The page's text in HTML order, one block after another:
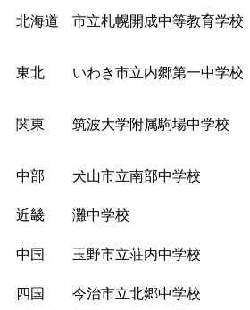
北海道 市立札幌開成中等教育学校
東北 いわき市立内郷第一中学校
関東 筑波大学附属駒場中学校
中部 犬山市立南部中学校
近畿
灘中学校
中国 玉野市立荘内中学校
四国
今治市立北郷中学校